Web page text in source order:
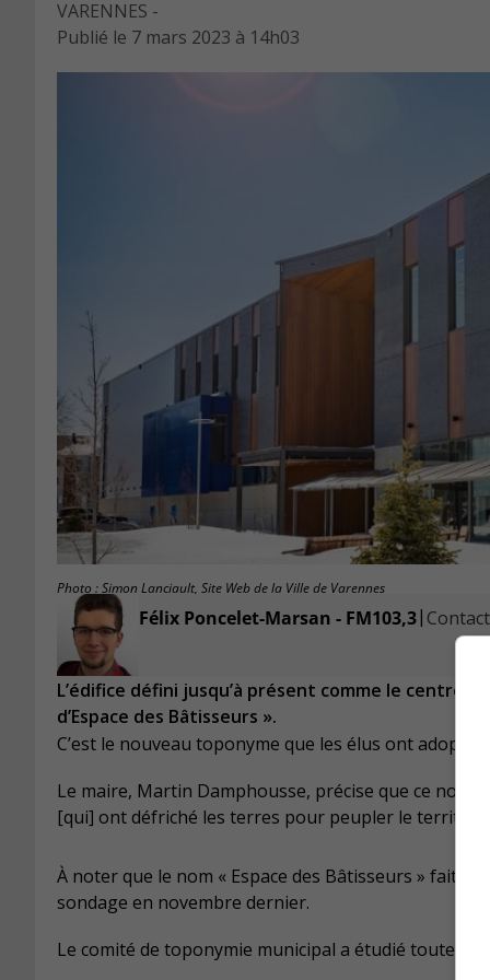
VARENNES -
Publié le 7 mars 2023 à 14h03
Photo : Simon Lanciault, Site Web de la Ville de Varennes
Félix Poncelet-Marsan - FM103,3|
L’édifice défini jusqu’à présent comme le centre
d’Espace des Bâtisseurs ».
C’est le nouveau toponyme que les élus ont adopté
Le maire, Martin Damphousse, précise que ce nom
[qui] ont défriché les terres pour peupler le
À noter que le nom « Espace des Bâtisseurs » fait
sondage en novembre dernier.
Le comité de toponymie municipal a étudié toutes